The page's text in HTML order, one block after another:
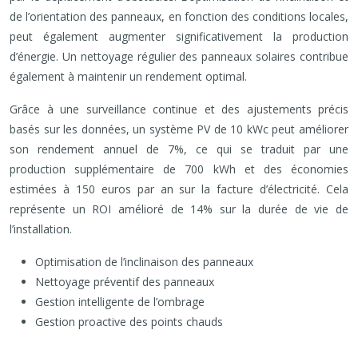
de l’orientation des panneaux, en fonction des conditions locales,
peut également augmenter significativement la production
d’énergie. Un nettoyage régulier des panneaux solaires contribue
également à maintenir un rendement optimal.
Grâce à une surveillance continue et des ajustements précis
basés sur les données, un système PV de 10 kWc peut améliorer
son rendement annuel de 7%, ce qui se traduit par une
production supplémentaire de 700 kWh et des économies
estimées à 150 euros par an sur la facture d’électricité. Cela
représente un ROI amélioré de 14% sur la durée de vie de
l’installation.
Optimisation de l’inclinaison des panneaux
Nettoyage préventif des panneaux
Gestion intelligente de l’ombrage
Gestion proactive des points chauds